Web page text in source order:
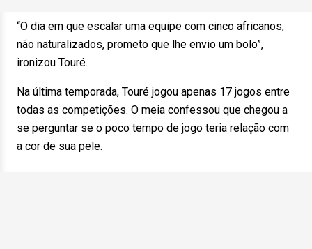
“O dia em que escalar uma equipe com cinco africanos,
não naturalizados, prometo que lhe envio um bolo”,
ironizou Touré.
Na última temporada, Touré jogou apenas 17 jogos entre
todas as competições. O meia confessou que chegou a
se perguntar se o poco tempo de jogo teria relação com
a cor de sua pele.